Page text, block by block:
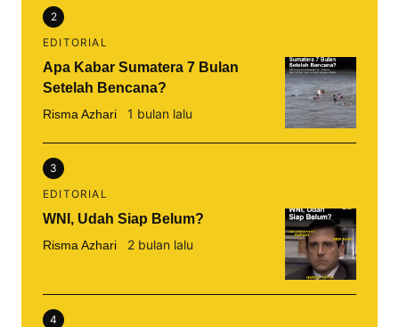
2
EDITORIAL
Apa Kabar Sumatera 7 Bulan
Setelah Bencana?
Risma Azhari 1 bulan lalu
3
EDITORIAL
WNI, Udah Siap Belum?
Risma Azhari 2 bulan lalu
4